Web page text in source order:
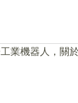
業機器人，關